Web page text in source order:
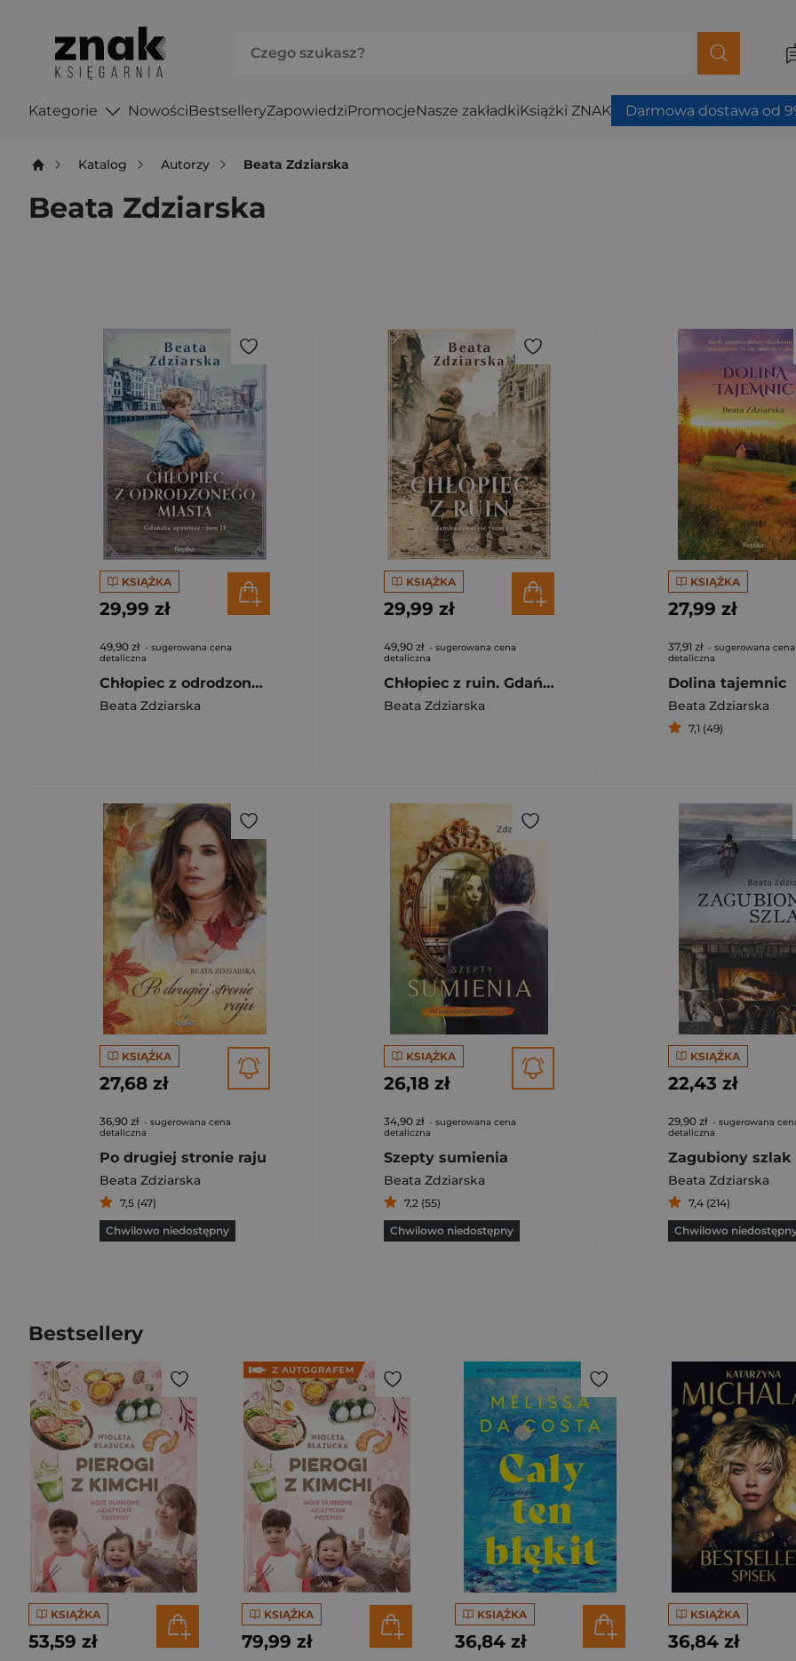
Kategorie NowościBestselleryZapowiedziPromocjeNasze zakładkiKsiążki ZNAK Darmowa dostawa od
Katalog Autorzy Beata Zdziarska
Beata Zdziarska
KSIĄŻKA
29,99 zł
49,90 zł - sugerowana cena
detaliczna
Chłopiec z odrodzonego miasta. Gdańska opowieść, Tom 2
Beata Zdziarska
KSIĄŻKA
29,99 zł
49,90 zł - sugerowana cena
detaliczna
Chłopiec z ruin. Gdańska opowieść. Tom 1
Beata Zdziarska
KSIĄŻKA
27,99 zł
37,91 zł - sugerowana cena
detaliczna
Dolina tajemnic
Beata Zdziarska
7,1 (49)
KSIĄŻKA
27,68 zł
36,90 zł - sugerowana cena
detaliczna
Po drugiej stronie raju
Beata Zdziarska
7,5 (47)
Chwilowo niedostępny
KSIĄŻKA
26,18 zł
34,90 zł - sugerowana cena
detaliczna
Szepty sumienia
Beata Zdziarska
7,2 (55)
Chwilowo niedostępny
KSIĄŻKA
22,43 zł
29,90 zł - sugerowana
detaliczna
Zagubiony szlak
Beata Zdziarska
7,4 (214)
Chwilowo
Bestsellery
KSIĄŻKA
53,59 zł
KSIĄŻKA
79,99 zł
KSIĄŻKA
36,84 zł
KSIĄŻKA
36,84 zł